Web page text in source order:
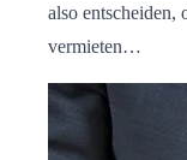
also entscheiden,
vermieten…